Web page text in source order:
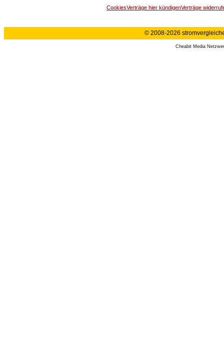
CookiesVerträge hier kündigenVerträge
© 2008-2026
Cheabit Media